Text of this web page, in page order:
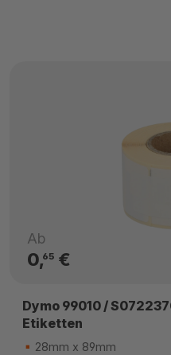
Ab
0,65€
Dymo 99010 /
Etiketten
28mm x 89mm